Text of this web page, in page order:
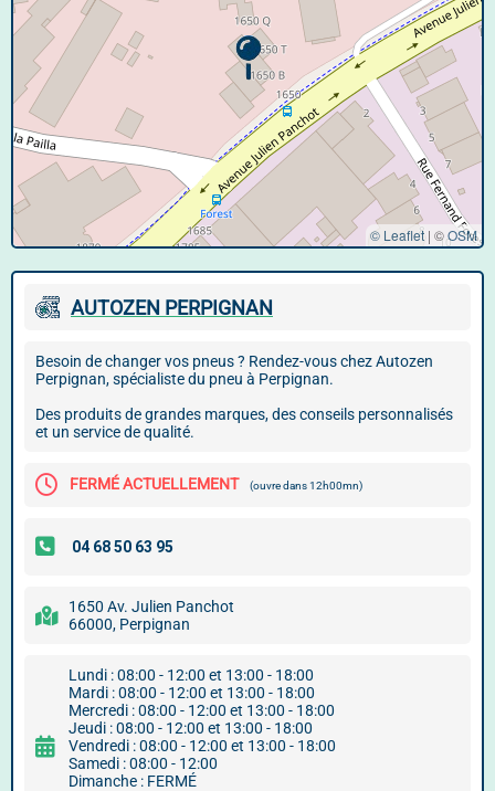
© Leaflet | ©OSM
AUTOZEN PERPIGNAN
Besoin de changer vos pneus ? Rendez-vous chez Autozen
Perpignan, spécialiste du pneu à Perpignan.
Des produits de grandes marques, des conseils personnalisés
et un service de qualité.
FERMÉ ACTUELLEMENT (ouvre dans 12h00mn)
1650 Av. Julien Panchot
66000, Perpignan
Lundi : 08:00 - 12:00 et 13:00 - 18:00
Mardi : 08:00 - 12:00 et 13:00 - 18:00
Mercredi : 08:00 - 12:00 et 13:00 - 18:00
Jeudi : 08:00 - 12:00 et 13:00 - 18:00
Vendredi : 08:00 - 12:00 et 13:00 - 18:00
Samedi : 08:00 - 12:00
Dimanche : FERMÉ